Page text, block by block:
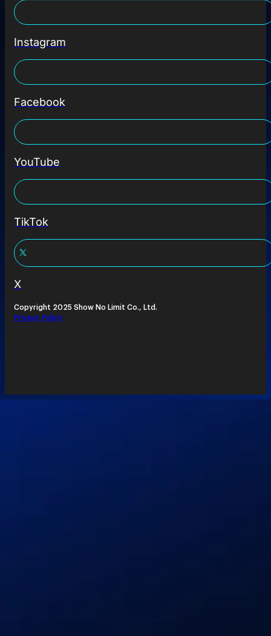
Instagram
Facebook
YouTube
TikTok
X
Copyright 2025 Show No Limit Co., Ltd.
Privacy Policy